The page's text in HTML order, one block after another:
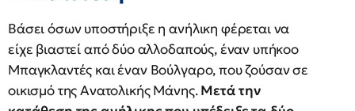
Βάσει όσων υποστήριξε η ανήλικη φέρεται να
είχε βιαστεί από δύο αλλοδαπούς, έναν υπήκοο
Μπαγκλαντές και έναν Βούλγαρο, που ζούσαν σε
οικισμό της Ανατολικής Μάνης.Μετά την